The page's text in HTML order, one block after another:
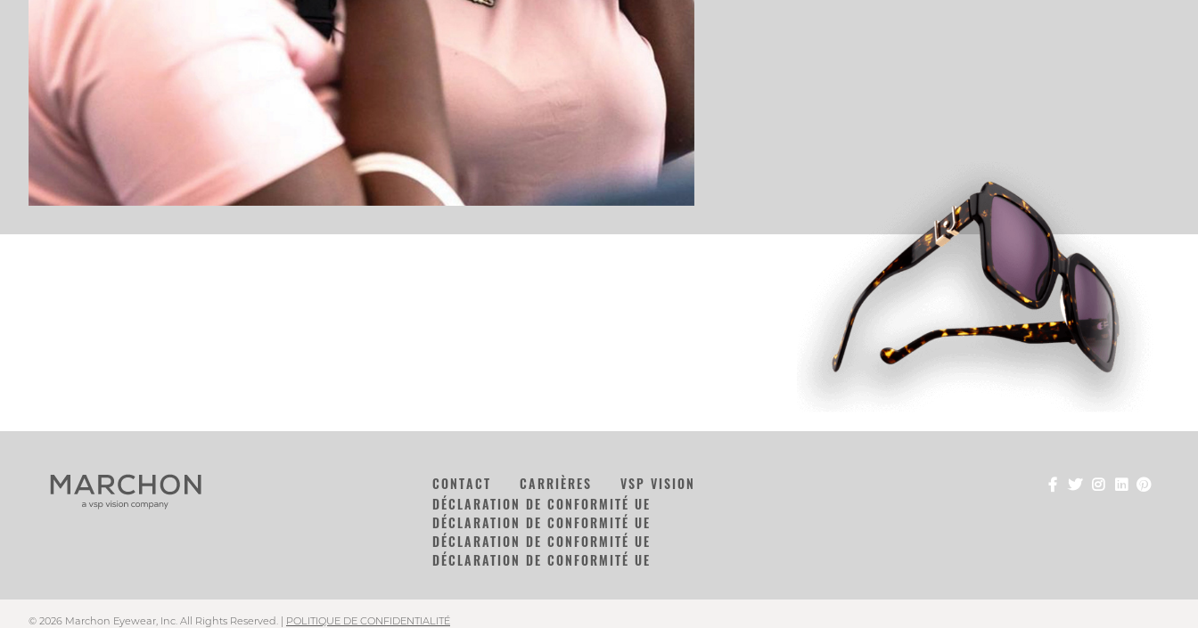
CONTACT CARRIÈRES
VSP VISION
DÉCLARATION DE CONFORMITÉ UE
DÉCLARATION DE CONFORMITÉ UE
DÉCLARATION DE CONFORMITÉ UE
DÉCLARATION DE CONFORMITÉ UE
© 2026 Marchon Eyewear, Inc. All Rights Reserved. | POLITIQUE DE CONFIDENTIALITÉ